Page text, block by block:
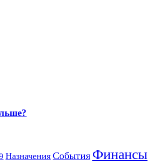
Назначения События Финансы